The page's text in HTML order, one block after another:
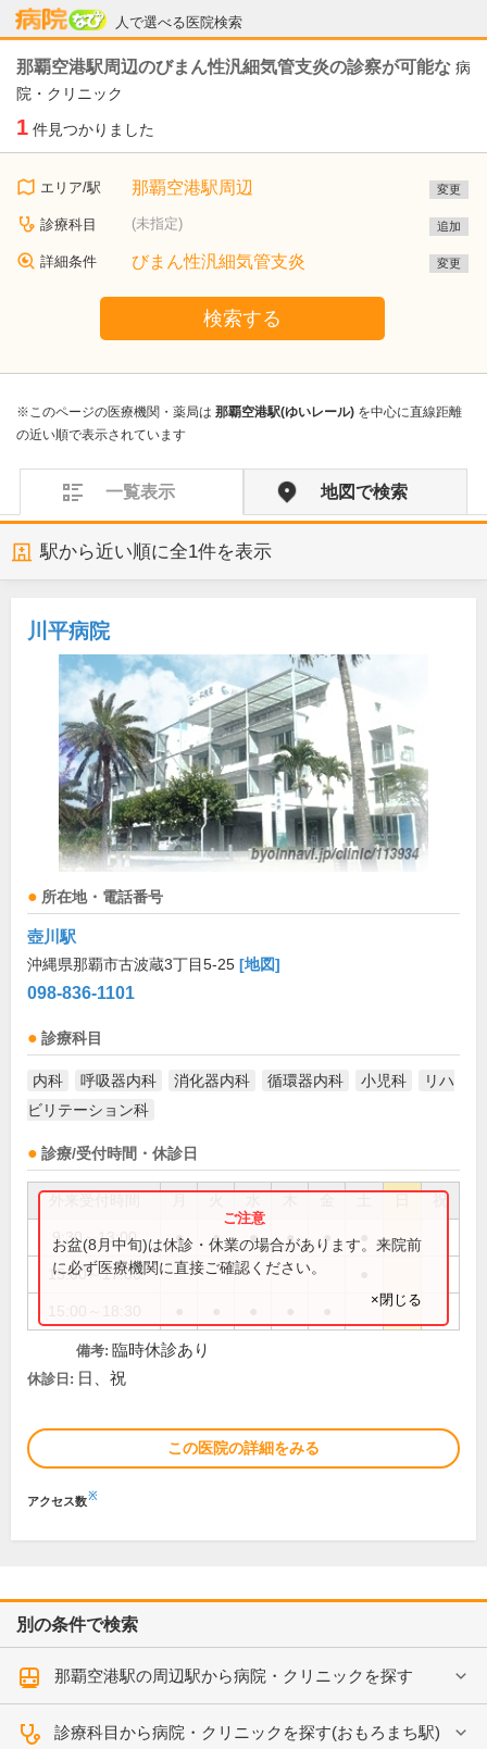
人で選べる医院検索
病院なび
那覇空港駅周辺のびまん性汎細気管支炎の診察が可能な 病
院・クリニック
1 件見つかりました
エリア/駅 那覇空港駅周辺 変更
診療科目 (未指定) 追加
詳細条件 びまん性汎細気管支炎 変更
検索する
※このページの医療機関・薬局は 那覇空港駅(ゆいレール) を中心に直線距離
の近い順で表示されています
一覧表示 地図で検索
駅から近い順に全1件を表示
川平病院
所在地・電話番号
壺川駅
沖縄県那覇市古波蔵3丁目5-25 [地図]
098-836-1101
診療科目
内科 呼吸器内科 消化器内科 循環器内科 小児科
リハ
ビリテーション科
診療/受付時間・休診日
祝
9:30～13:00 ● ● ● ● ●
15:00～17:00
お盆(8月中旬)は休診・休業の場合があります。来院前
に必ず医療機関に直接ご確認ください。
×閉じる
備考: 臨時休診あり
休診日: 日、祝
この医院の詳細をみる
アクセス数※
別の条件で検索
那覇空港駅の周辺駅から病院・クリニックを探す
診療科目から病院・クリニックを探す(おもろまち駅)